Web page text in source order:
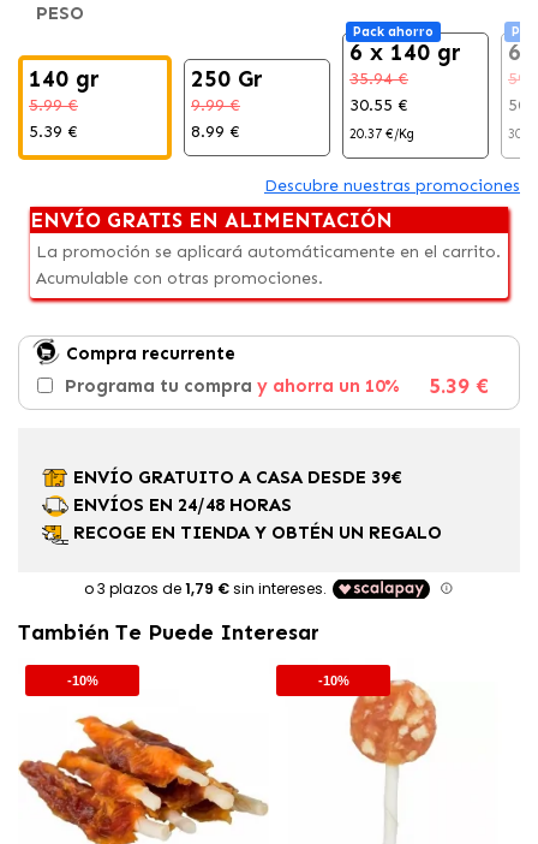
PESO
140 gr
5.99 €
5.39 €
250 Gr
9.99 €
8.99 €
Pack ahorro
6 x 140 gr
35.94 €
30.55 €
20.37 €/Kg
6
Descubre nuestras promociones
ENVÍO GRATIS EN ALIMENTACIÓN
La promoción se aplicará automáticamente en el carrito.
Acumulable con otras promociones.
Compra recurrente
Programa tu compra y ahorra un 10% 5.39 €
ENVÍO GRATUITO A CASA DESDE 39€
ENVÍOS EN 24/48 HORAS
RECOGE EN TIENDA Y OBTÉN UN REGALO
También Te Puede Interesar
-10% -10%